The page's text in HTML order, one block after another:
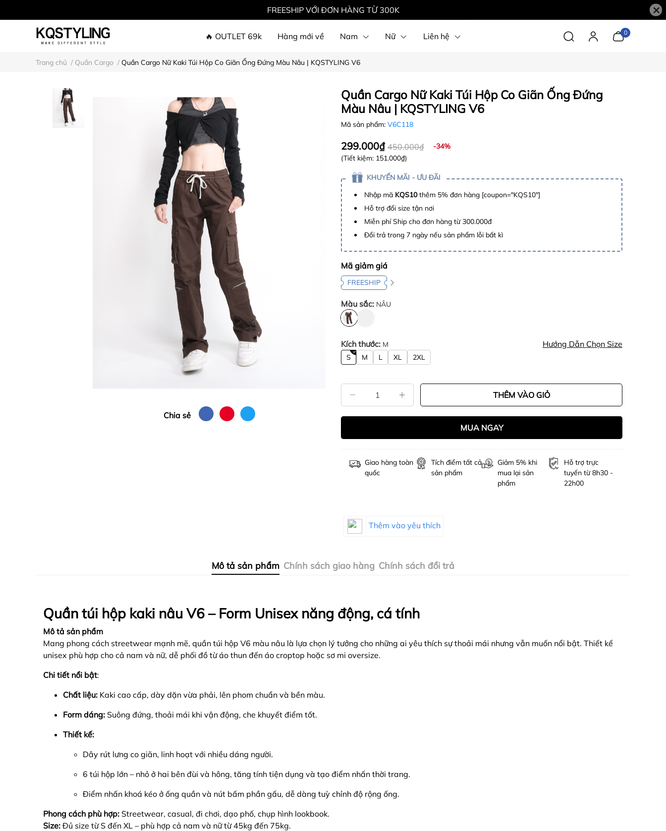
FREESHIP VỚI ĐƠN HÀNG TỪ 300K ×
🔥 OUTLET 69k Hàng mới về Nam Nữ Liên hệ 0
Trang chủ / Quần Cargo / Quần Cargo Nữ Kaki Túi Hộp Co Giãn Ống Đứng Màu Nâu | KQSTYLING V6
Chia sẻ
Quần Cargo Nữ Kaki Túi Hộp Co Giãn Ống Đứng
Màu Nâu | KQSTYLING V6
Mã sản phẩm: V6C118
299.000₫ 450.000₫
-34%
(Tiết kiệm: 151.000₫)
KHUYẾN MÃI - ƯU ĐÃI
Nhập mã KQS10thêm 5% đơn hàng [coupon="KQS10"]
Hỗ trợ đổi size tận nơi
Miễn phí Ship cho đơn hàng từ 300.000đ
Đổi trả trong 7 ngày nếu sản phẩm lỗi bất kì
Mã giảm giá
FREESHIP
Màu sắc: NÂU
Kích thước: M Hướng Dẫn Chọn Size
S M L XL 2XL
THÊM VÀO GIỎ
MUA NGAY
Giao hàng toàn
quốc
Tích điểm tất cả
sản phẩm
Giảm 5% khi
mua lại sản
phẩm
Hỗ trợ trực
tuyến từ 8h30 -
22h00
Thêm vào yêu thích
Mô tả sản phẩm Chính sách giao hàng Chính sách đổi trả
Quần túi hộp kaki nâu V6 – Form Unisex năng động, cá tính
Mô tả sản phẩm
Mang phong cách streetwear mạnh mẽ, quần túi hộp V6 màu nâu là lựa chọn lý tưởng cho những ai yêu thích sự thoải mái nhưng vẫn muốn nổi bật. Thiết kế
unisex phù hợp cho cả nam và nữ, dễ phối đồ từ áo thun đến áo croptop hoặc sơ mi oversize.
Chi tiết nổi bật:
Chất liệu: Kaki cao cấp, dày dặn vừa phải, lên phom chuẩn và bền màu.
Form dáng: Suông đứng, thoải mái khi vận động, che khuyết điểm tốt.
Thiết kế:
Dây rút lưng co giãn, linh hoạt với nhiều dáng người.
6 túi hộp lớn – nhỏ ở hai bên đùi và hông, tăng tính tiện dụng và tạo điểm nhấn thời trang.
Điểm nhấn khoá kéo ở ống quần và nút bấm phần gấu, dễ dàng tuỳ chỉnh độ rộng ống.
Phong cách phù hợp: Streetwear, casual, đi chơi, dạo phố, chụp hình lookbook.
Size: Đủ size từ S đến XL – phù hợp cả nam và nữ từ 45kg đến 75kg.